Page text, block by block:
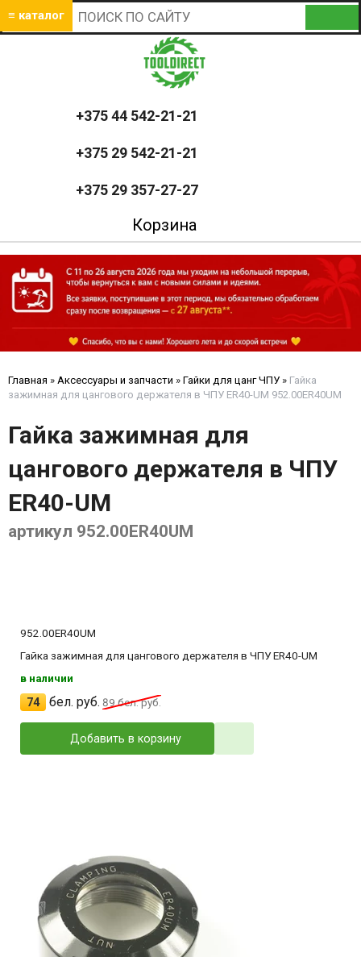
≡ каталог
+375 44 542-21-21
+375 29 542-21-21
+375 29 357-27-27
Корзина
Главная » Аксессуары и запчасти » Гайки для цанг ЧПУ » Гайка
зажимная для цангового держателя в ЧПУ ER40-UM 952.00ER40UM
Гайка зажимная для
цангового держателя в ЧПУ
ER40-UM
артикул 952.00ER40UM
952.00ER40UM
Гайка зажимная для цангового держателя в ЧПУ ER40-UM
в наличии
74 бел. руб. 89бел. руб.
Добавить в корзину